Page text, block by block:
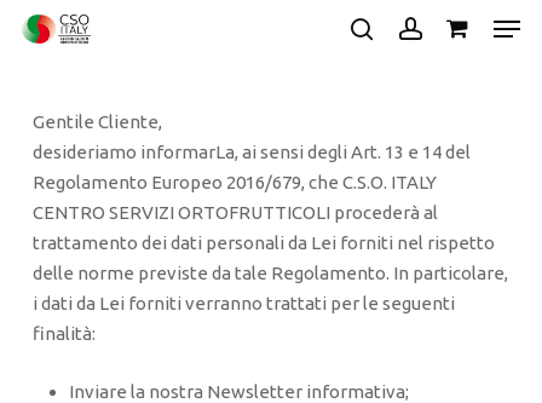
Skip
Gentile Cliente,
desideriamo informarLa, ai sensi degli Art. 13 e 14 del
Regolamento Europeo 2016/679, che C.S.O. ITALY
CENTRO SERVIZI ORTOFRUTTICOLI procederà al
trattamento dei dati personali da Lei forniti nel rispetto
delle norme previste da tale Regolamento. In particolare,
i dati da Lei forniti verranno trattati per le seguenti
finalità:
Inviare la nostra Newsletter informativa;